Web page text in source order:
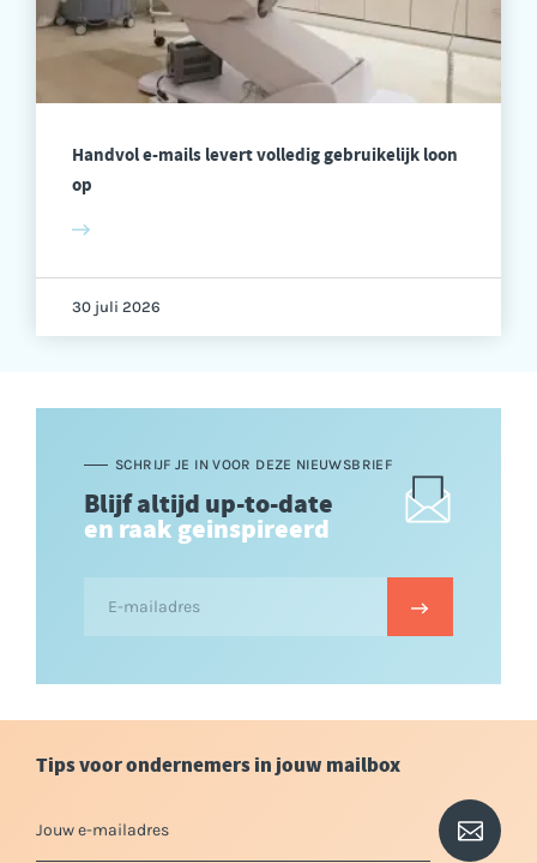
Handvol e-mails levert volledig gebruikelijk loon
op
30 juli 2026
SCHRIJF JE IN VOOR DEZE NIEUWSBRIEF
Blijf altijd up-to-date
en raak geinspireerd
Tips voor ondernemers in jouw mailbox